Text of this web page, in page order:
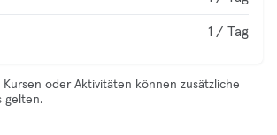
1 / Tag
oder Aktivitäten können zusätzliche
gelten.